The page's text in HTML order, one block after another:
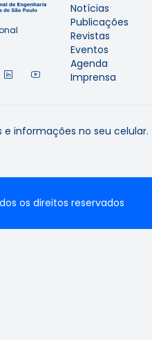
Notícias
Publicações
Revistas
Eventos
Agenda
Imprensa
e informações no seu celular.
os direitos reservados